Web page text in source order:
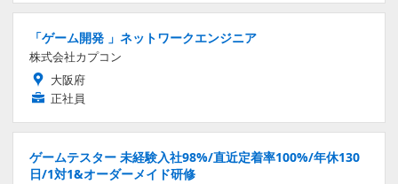
「ゲーム開発 」ネットワークエンジニア
株式会社カプコン
大阪府
正社員
ゲームテスター 未経験入社98%/直近定着率100%/年休130
日/1対1&オーダーメイド研修